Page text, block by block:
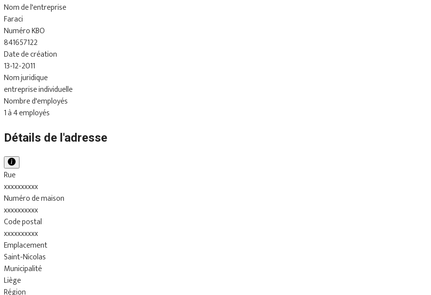
Nom de l'entreprise
Faraci
Numéro KBO
841657122
Date de création
13-12-2011
Nom juridique
entreprise individuelle
Nombre d'employés
1 à 4 employés
Détails de l'adresse
Rue
xxxxxxxxxx
Numéro de maison
xxxxxxxxxx
Code postal
xxxxxxxxxx
Emplacement
Saint-Nicolas
Municipalité
Liège
Région